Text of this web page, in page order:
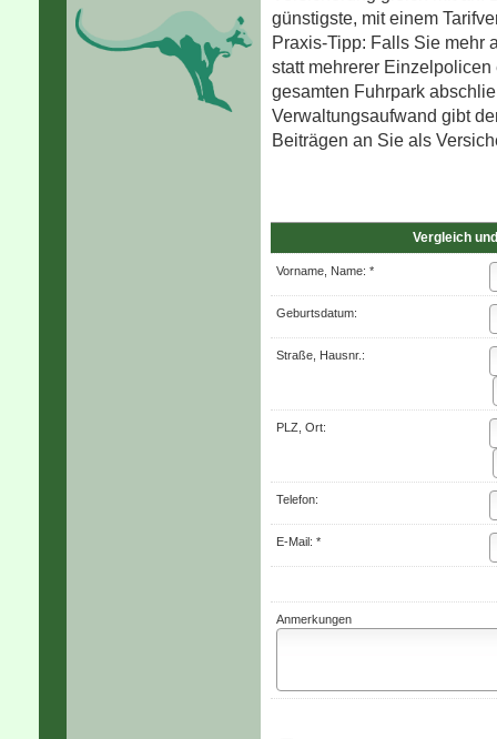
günstigste, mit einem
Praxis-Tipp: Falls Sie mehr
statt mehrerer
gesamten Fuhrpark
Verwaltungsaufwand gibt
Beiträgen an Sie als
Vergleich
Vorname, Name: *
Geburts­datum:
Straße, Hausnr.:
PLZ, Ort:
Telefon:
E-Mail: *
Anmerkungen